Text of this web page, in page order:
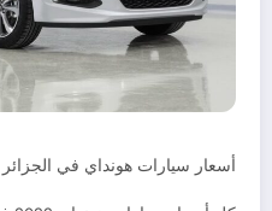
أسعار سيارات هونداي في الجزائر 2022